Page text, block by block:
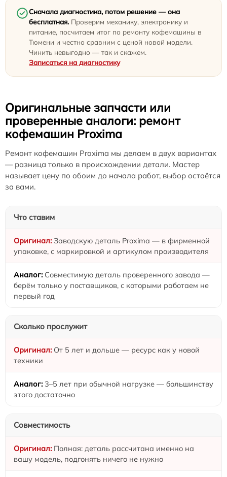
Сначала диагностика, потом решение — она
бесплатная. Проверим механику, электронику и
питание, посчитаем итог по ремонту кофемашины в
Тюмени и честно сравним с ценой новой модели.
Чинить невыгодно — так и скажем.
Записаться на диагностику
Оригинальные запчасти или
проверенные аналоги: ремонт
кофемашин Proxima
Ремонт кофемашин Proxima мы делаем в двух вариантах
— разница только в происхождении детали. Мастер
называет цену по обоим до начала работ, выбор остаётся
за вами.
Что ставим
Заводскую деталь Proxima — в фирменной
упаковке, с маркировкой и артикулом производителя
Совместимую деталь проверенного завода —
берём только у поставщиков, с которыми работаем не
первый год
Сколько прослужит
От 5 лет и дольше — ресурс как у новой
техники
3–5 лет при обычной нагрузке — большинству
этого достаточно
Совместимость
Полная: деталь рассчитана именно на
вашу модель, подгонять ничего не нужно